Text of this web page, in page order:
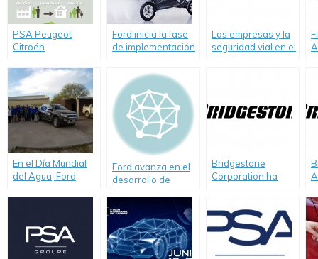
PSA Peugeot
Citroën
el medio ambiente
Ford inicia la fase
de implementación
Movilidad
Inteligente.
Las empresas y la
seguridad vial en el
En el Día Mundial
del Agua, Ford
necesitan.
Ford avanza en el
desarrollo de
movilidad en Asia
Pacífico.
Bridgestone
Corporation ha
sustentabilidad
Dow Jones para la
región de Asia
Pacífico y a nivel